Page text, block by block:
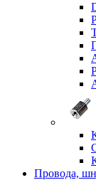
Провода,